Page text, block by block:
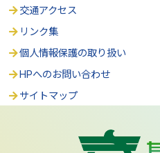
交通アクセス
リンク集
個人情報保護の取り扱い
HPへのお問い合わせ
サイトマップ